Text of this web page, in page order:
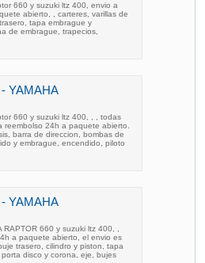
660 y suzuki ltz 400, envio a
abierto, , carteres, varillas de
tapa embrague y
de embrague, trapecios,
YAMAHA
660 y suzuki ltz 400, , , todas
reembolso 24h a paquete abierto.
barra de direccion, bombas de
y embrague, encendido, piloto
YAMAHA
RAPTOR 660 y suzuki ltz 400, ,
a paquete abierto, el envio es
trasero, cilindro y piston, tapa
disco y corona, eje, bujes